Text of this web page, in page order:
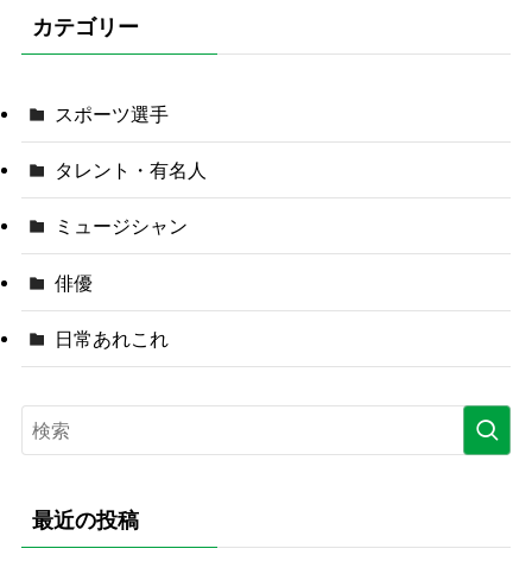
カテゴリー
スポーツ選手
タレント・有名人
ミュージシャン
俳優
日常あれこれ
最近の投稿